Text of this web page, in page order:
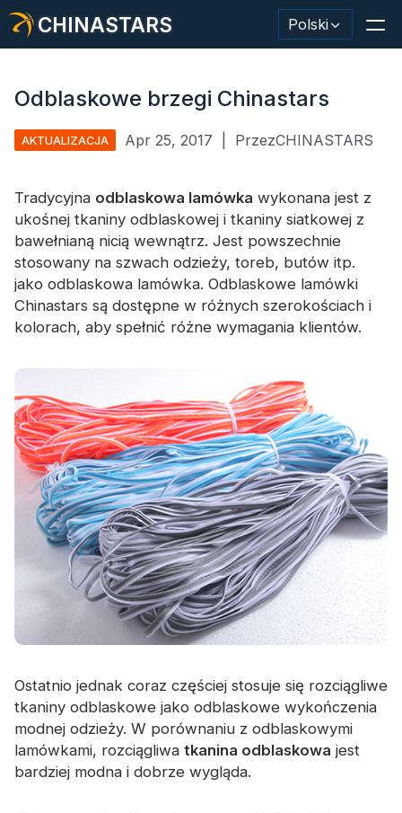
CHINASTARS Polski
Materiał odblaskowy/taśma
Modna tkanina odblaskowa
Odzież ochronna
Materiał świecący w ciemności
Przemysłowe mycie wykończeniowe
Informacje o CHINASTARS
Certyfikat
Katalog
Wideo
Kontakt
Odblaskowe brzegi Chinastars
AKTUALIZACJA Apr 25, 2017 PrzezCHINASTARS
Tradycyjna odblaskowa lamówka wykonana jest z
ukośnej tkaniny odblaskowej i tkaniny siatkowej z
bawełnianą nicią wewnątrz. Jest powszechnie
stosowany na szwach odzieży, toreb, butów itp.
jako odblaskowa lamówka. Odblaskowe lamówki
Chinastars są dostępne w różnych szerokościach i
kolorach, aby spełnić różne wymagania klientów.
Ostatnio jednak coraz częściej stosuje się rozciągliwe
tkaniny odblaskowe jako odblaskowe wykończenia
modnej odzieży. W porównaniu z odblaskowymi
lamówkami, rozciągliwa tkanina odblaskowa jest
bardziej modna i dobrze wygląda.